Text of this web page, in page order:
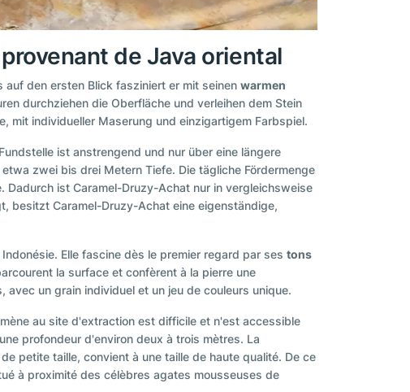
de Java oriental
den ersten Blick fasziniert er mit seinen warmen
durchziehen die Oberfläche und verleihen dem Stein
mit individueller Maserung und einzigartigem Farbspiel.
ist anstrengend und nur über eine längere
etwa zwei bis drei Metern Tiefe. Die tägliche Fördermenge
Dadurch ist Caramel-Druzy-Achat nur in vergleichsweise
besitzt Caramel-Druzy-Achat eine eigenständige,
Elle fascine dès le premier regard par ses tons
la surface et confèrent à la pierre une
un grain individuel et un jeu de couleurs unique.
au site d'extraction est difficile et n'est accessible
profondeur d'environ deux à trois mètres. La
petite taille, convient à une taille de haute qualité. De ce
à proximité des célèbres agates mousseuses de